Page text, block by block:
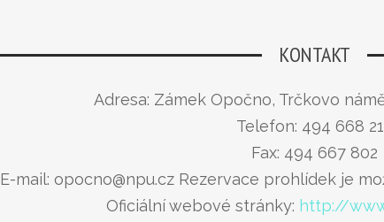
KONTAKT
Adresa: Zámek Opočno, Trčkovo
Telefon: 494 668
Fax: 494 667 802
E-mail: opocno@npu.cz Rezervace prohlídek je
Oficiální webové stránky: http://